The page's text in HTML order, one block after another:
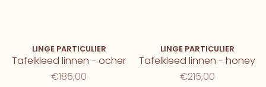
LINGE PARTICULIER
Tafelkleed linnen - ocher
€185,00
LINGE PARTICULIER
Tafelkleed linnen - honey
€215,00